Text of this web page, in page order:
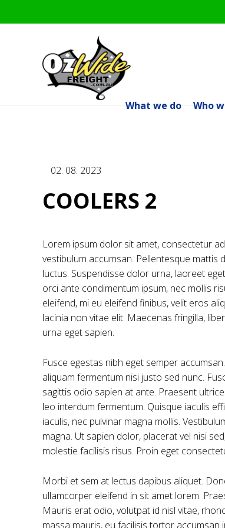
What we do Who
02. 08. 2023
COOLERS 2
Lorem ipsum dolor sit amet, consectetur
vestibulum accumsan. Pellentesque mattis
luctus. Suspendisse dolor urna, laoreet
orci ante condimentum ipsum, nec mollis
eleifend, mi eu eleifend finibus, velit eros
lacinia non vitae elit. Maecenas fringilla,
urna eget sapien.
Fusce egestas nibh eget semper
aliquam fermentum nisi justo sed nunc.
sagittis odio sapien at ante. Praesent
leo interdum fermentum. Quisque iaculis
iaculis, nec pulvinar magna mollis.
magna. Ut sapien dolor, placerat vel nisi
molestie facilisis risus. Proin eget
Morbi et sem at lectus dapibus aliquet.
ullamcorper eleifend in sit amet lorem.
Mauris erat odio, volutpat id nisl vitae,
massa mauris, eu facilisis tortor